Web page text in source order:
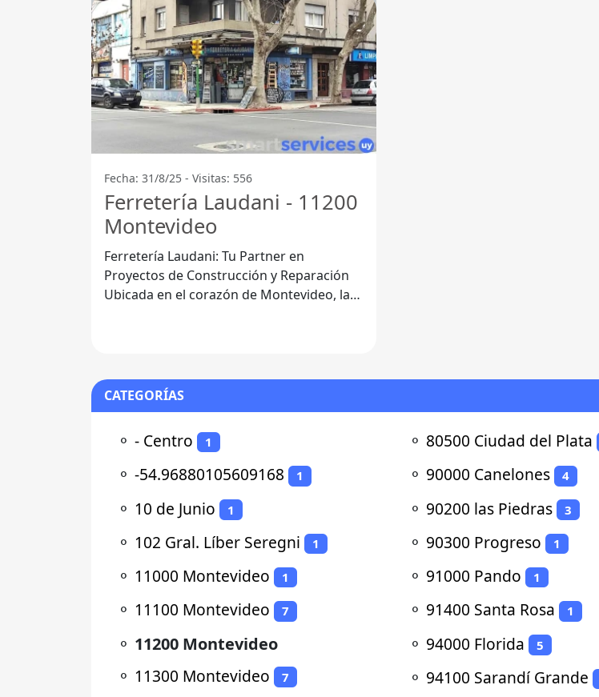
Fecha: 31/8/25 - Visitas: 556
Ferretería Laudani - 11200
Montevideo
Ferretería Laudani: Tu Partner en
Proyectos de Construcción y Reparación
Ubicada en el corazón de Montevideo, la
CATEGORÍAS
⚬ - Centro 1
⚬ -54.96880105609168 1
⚬ 10 de Junio 1
⚬ 102 Gral. Líber Seregni 1
⚬ 11000 Montevideo 1
⚬ 11100 Montevideo 7
⚬ 11200 Montevideo
⚬ 11300 Montevideo 7
⚬ 80500 Ciudad del Plata
⚬ 90000 Canelones 4
⚬ 90200 las Piedras 3
⚬ 90300 Progreso 1
⚬ 91000 Pando 1
⚬ 91400 Santa Rosa 1
⚬ 94000 Florida 5
⚬ 94100 Sarandí Grande